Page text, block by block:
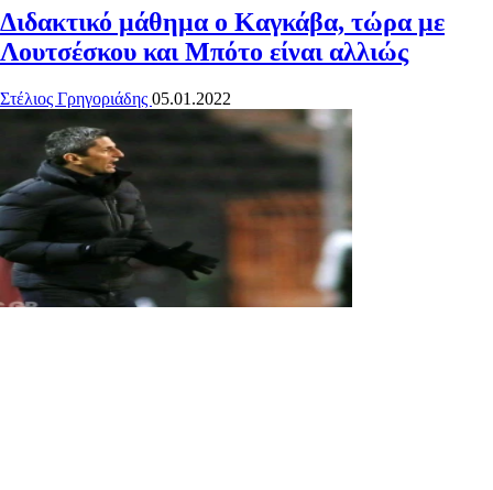
Διδακτικό μάθημα ο Καγκάβα, τώρα με
Λουτσέσκου και Μπότο είναι αλλιώς
Στέλιος Γρηγοριάδης 05.01.2022